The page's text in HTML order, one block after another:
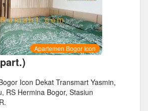
Apartemen Bogor Icon
Icon Dekat Transmart Yasmin,
RS Hermina Bogor, Stasiun